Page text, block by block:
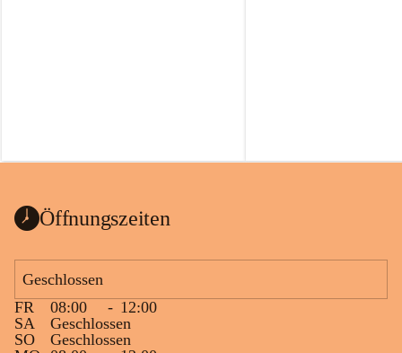
Öffnungszeiten
Geschlossen
FR
08:00 - 12:00
SA
Geschlossen
SO
Geschlossen